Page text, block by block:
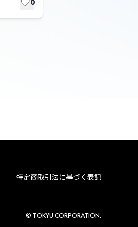
0
特定商取引法に基づく表記
© TOKYU CORPORATION.